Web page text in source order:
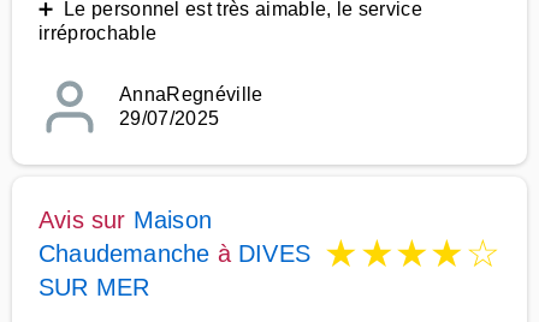
➕ Le personnel est très aimable, le service
irréprochable
AnnaRegnéville
29/07/2025
Avis sur Maison
Chaudemanche à DIVES
SUR MER
★★★★☆